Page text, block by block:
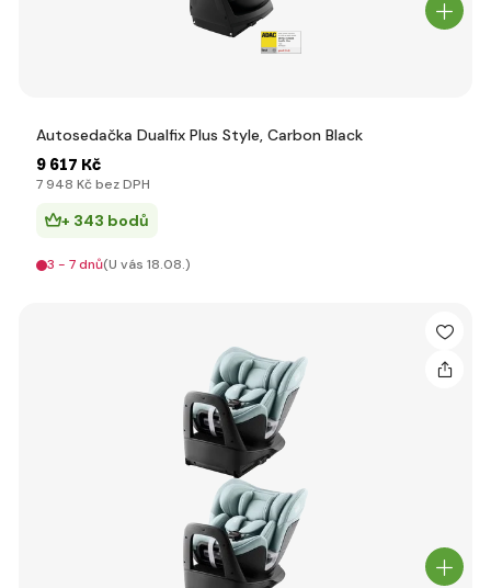
Autosedačka Dualfix Plus Style, Carbon Black
9 617 Kč
7 948 Kč bez DPH
+ 343 bodů
3 - 7 dnů(U vás 18.08.)